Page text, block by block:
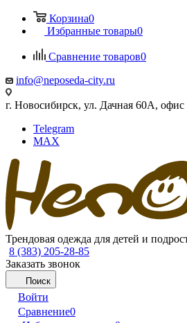
Корзина0
Избранные товары0
Сравнение товаров0
info@neposeda-city.ru
г. Новосибирск, ул. Дачная 60А, офис
Telegram
MAX
Трендовая одежда для детей и
8 (383) 205-28-85
Заказать звонок
Поиск
Войти
Сравнение0